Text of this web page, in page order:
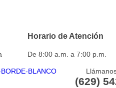
Horario de Atención
De 8:00 a.m. a 7:00 p.m.
(629)